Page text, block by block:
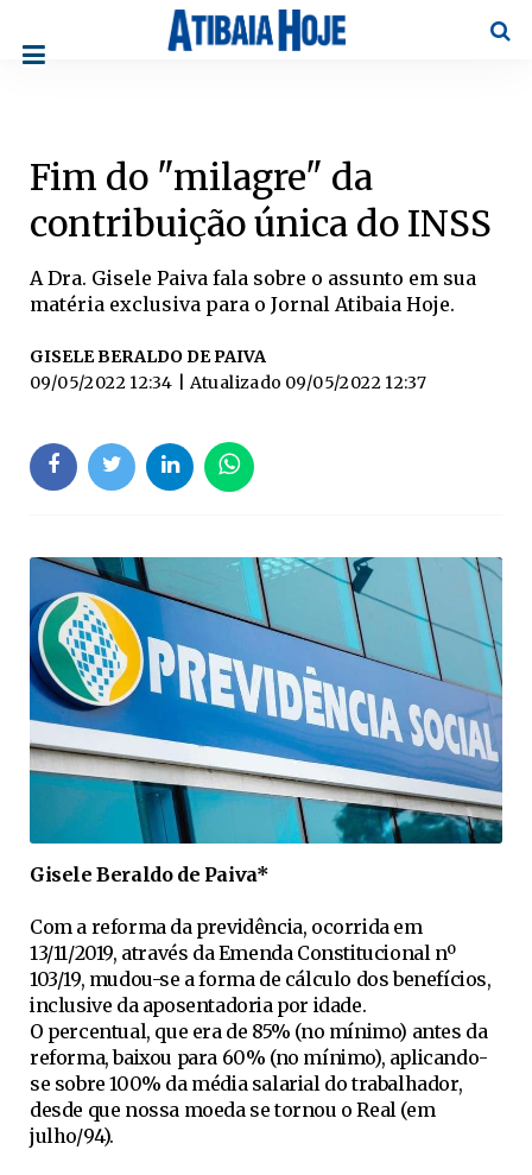
Fim do "milagre" da
contribuição única do INSS
A Dra. Gisele Paiva fala sobre o assunto em sua
matéria exclusiva para o Jornal Atibaia Hoje.
GISELE BERALDO DE PAIVA
09/05/2022 12:34
| Atualizado 09/05/2022 12:37
Gisele Beraldo de Paiva*
Com a reforma da previdência, ocorrida em
13/11/2019, através da Emenda Constitucional nº
103/19, mudou-se a forma de cálculo dos benefícios,
inclusive da aposentadoria por idade.
O percentual, que era de 85% (no mínimo) antes da
reforma, baixou para 60% (no mínimo), aplicando-
se sobre 100% da média salarial do trabalhador,
desde que nossa moeda se tornou o Real (em
julho/94).